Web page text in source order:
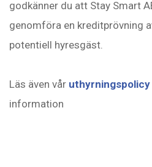
godkänner du att Stay Smart
genomföra en kreditprövning
potentiell hyresgäst.
Läs även vår uthyrningspolicy
information